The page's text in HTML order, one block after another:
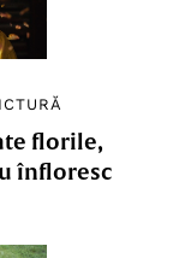
florile,
înfloresc